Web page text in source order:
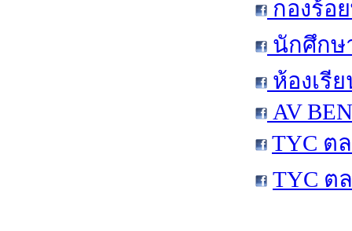
กองร้อ
นักศึกษ
ห้องเรี
AV
TYC ต
TYC ต